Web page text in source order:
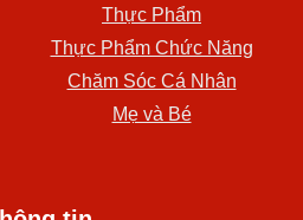
Thực Phẩm
Thực Phẩm Chức Năng
Chăm Sóc Cá Nhân
Mẹ và Bé